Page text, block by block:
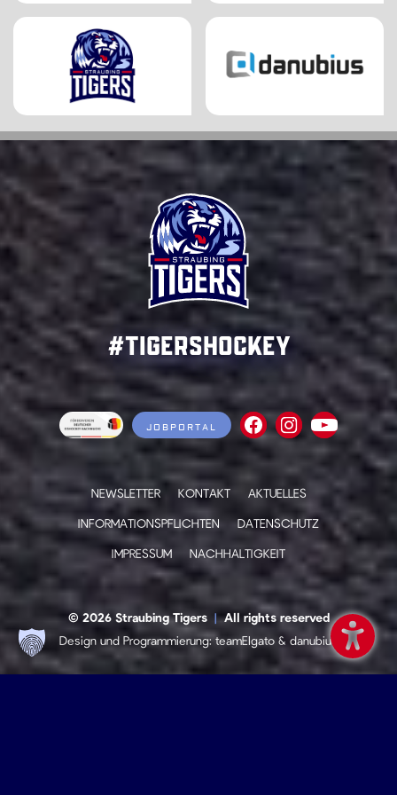
#TigersHockey
JOBPORTAL
NEWSLETTER KONTAKT
AKTUELLES
INFORMATIONSPFLICHTEN
DATENSCHUTZ
IMPRESSUM
NACHHALTIGKEIT
© 2026 Straubing Tigers |All rights reserved
Design und Programmierung: teamElgato & danubius